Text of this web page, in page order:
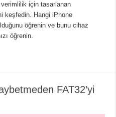
için tasarlanan
keşfedin. Hangi iPhone
öğrenin ve bunu cihaz
öğrenin.
FAT32’yi